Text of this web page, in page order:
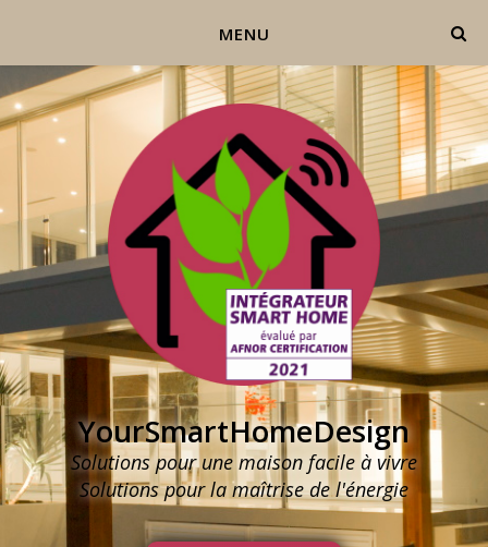
MENU
YourSmartHomeDesign
Solutions pour une maison facile à vivre
Solutions pour la maîtrise de l'énergie